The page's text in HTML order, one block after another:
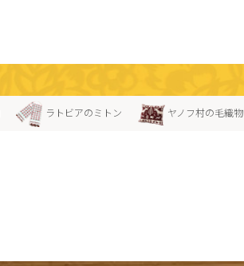
ラトビアのミトン ヤノフ村の毛織物